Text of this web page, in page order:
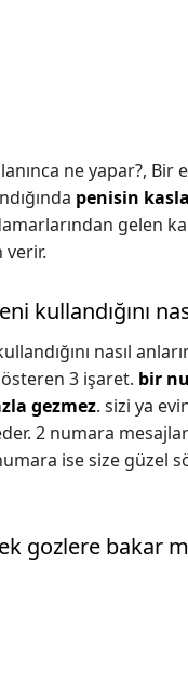
ne yapar?, Bir
penisin
gelen
verir.
kullandığını
nasıl
3 işaret. bir
gezmez. sizi ya
2 numara
ise size güzel
gozlere bakar